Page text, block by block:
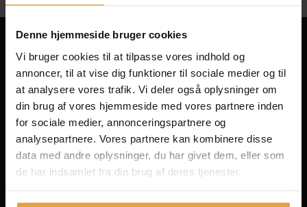
Denne hjemmeside bruger cookies
Vi bruger cookies til at tilpasse vores indhold og
annoncer, til at vise dig funktioner til sociale medier og til
at analysere vores trafik. Vi deler også oplysninger om
din brug af vores hjemmeside med vores partnere inden
for sociale medier, annonceringspartnere og
analysepartnere. Vores partnere kan kombinere disse
data med andre oplysninger, du har givet dem, eller som
de har indsamlet fra din brug af deres tjenester.
Kornvænget 32
Uvelse
3550 Slangerup
mail@charlottefur.dk
FØLG MED Facebook
Instagram